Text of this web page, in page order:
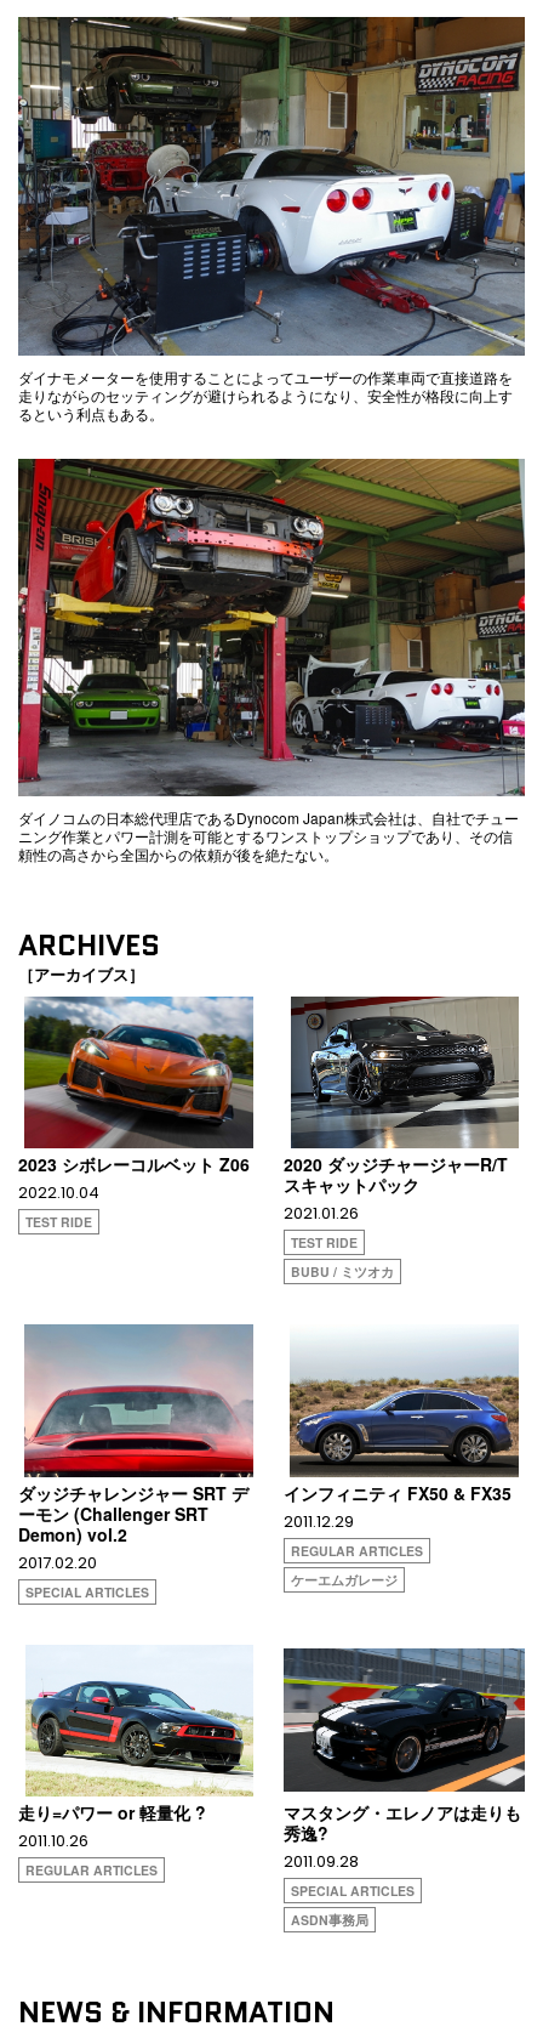
ダイナモメーターを使用することによってユーザーの作業車両で直接道路を
走りながらのセッティングが避けられるようになり、安全性が格段に向上す
るという利点もある。
ダイノコムの日本総代理店であるDynocom Japan株式会社は、自社でチュー
ニング作業とパワー計測を可能とするワンストップショップであり、その信
頼性の高さから全国からの依頼が後を絶たない。
ARCHIVES
［アーカイブス］
2023 シボレーコルベット Z06
2022.10.04
TEST RIDE
2020 ダッジチャージャーR/T
スキャットパック
2021.01.26
TEST RIDE
BUBU / ミツオカ
ダッジチャレンジャー SRT デ
ーモン (Challenger SRT
Demon) vol.2
2017.02.20
SPECIAL ARTICLES
インフィニティ FX50 & FX35
2011.12.29
REGULAR ARTICLES
ケーエムガレージ
走り=パワー or 軽量化 ?
2011.10.26
REGULAR ARTICLES
マスタング・エレノアは走りも
秀逸?
2011.09.28
SPECIAL ARTICLES
ASDN事務局
NEWS & INFORMATION